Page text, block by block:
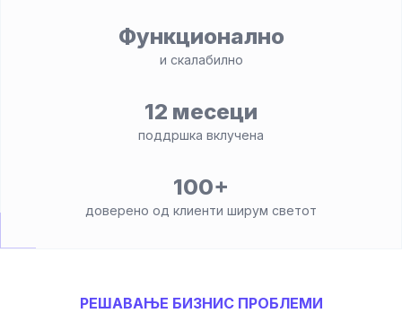
Функционално
и скалабилно
12 месеци
поддршка вклучена
100+
доверено од клиенти ширум светот
РЕШАВАЊЕ БИЗНИС ПРОБЛЕМИ